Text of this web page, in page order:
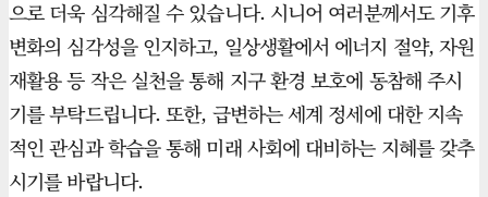
으로 더욱 심각해질 수 있습니다. 시니어 여러분께서도 기후
변화의 심각성을 인지하고, 일상생활에서 에너지 절약, 자원
재활용 등 작은 실천을 통해 지구 환경 보호에 동참해 주시
기를 부탁드립니다. 또한, 급변하는 세계 정세에 대한 지속
적인 관심과 학습을 통해 미래 사회에 대비하는 지혜를 갖추
시기를 바랍니다.